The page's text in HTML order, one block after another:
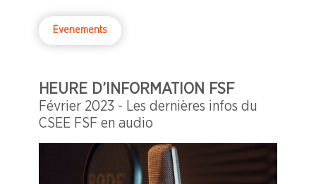
Evenements
HEURE D’INFORMATION FSF
Février 2023 - Les dernières infos du
CSEE FSF en audio